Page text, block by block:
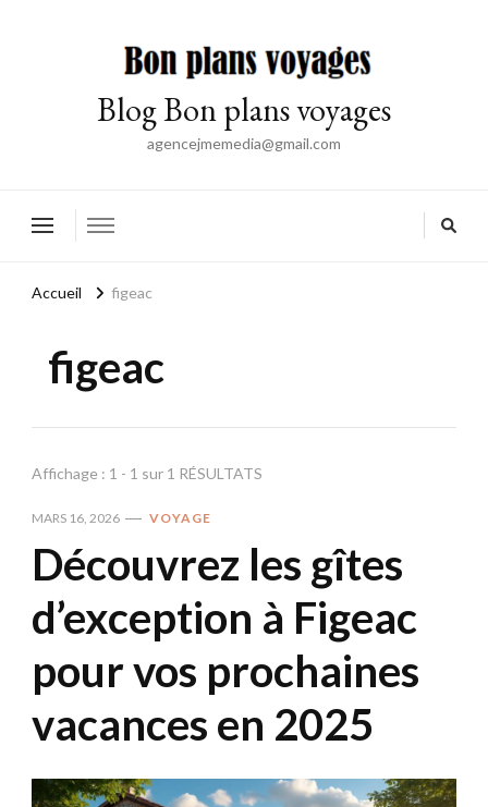
Blog Bon plans voyages
agencejmemedia@gmail.com
Accueil figeac
figeac
Affichage : 1 - 1 sur 1 RÉSULTATS
MARS 16, 2026 VOYAGE
Découvrez les gîtes
d’exception à Figeac
pour vos prochaines
vacances en 2025